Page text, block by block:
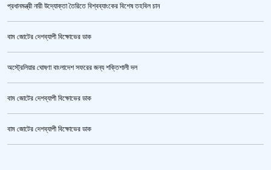
প্রধানমন্ত্রী নারী উদ্যোক্তা তৈরিতে বিশ্বব্যাংকের বিশেষ তহবিল চান
বাম জোটের দেশব্যাপী বিক্ষোভের ডাক
অস্ট্রেলিয়ার ঘোষণা বাংলাদেশ সফরের জন্য শক্তিশালী দল
বাম জোটের দেশব্যাপী বিক্ষোভের ডাক
বাম জোটের দেশব্যাপী বিক্ষোভের ডাক